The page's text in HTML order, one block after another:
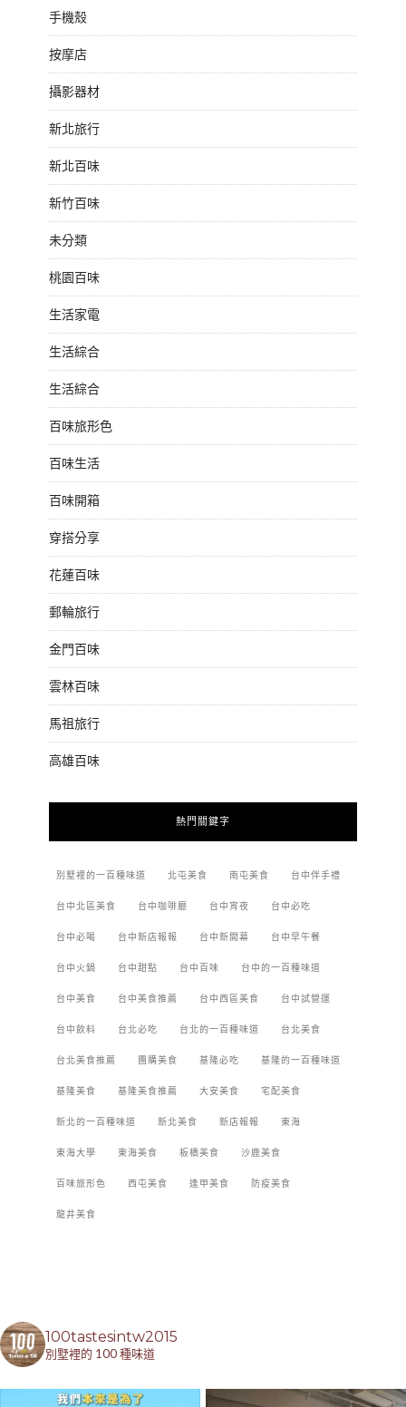
手機殼
按摩店
攝影器材
新北旅行
新北百味
新竹百味
未分類
桃園百味
生活家電
生活綜合
生活綜合
百味旅形色
百味生活
百味開箱
穿搭分享
花蓮百味
郵輪旅行
金門百味
雲林百味
馬祖旅行
高雄百味
熱門關鍵字
別墅裡的一百種味道 北屯美食 南屯美食 台中伴手禮
台中北區美食 台中咖啡廳 台中宵夜 台中必吃
台中必喝 台中新店報報 台中新開幕 台中早午餐
台中火鍋 台中甜點 台中百味 台中的一百種味道
台中美食 台中美食推薦 台中西區美食 台中試營運
台中飲料 台北必吃 台北的一百種味道 台北美食
台北美食推薦 團購美食 基隆必吃 基隆的一百種味道
基隆美食 基隆美食推薦 大安美食 宅配美食
新北的一百種味道 新北美食 新店報報 東海
東海大學 東海美食 板橋美食 沙鹿美食
百味旅形色 西屯美食 逢甲美食 防疫美食
龍井美食
100tastesintw2015
別墅裡的 100 種味道